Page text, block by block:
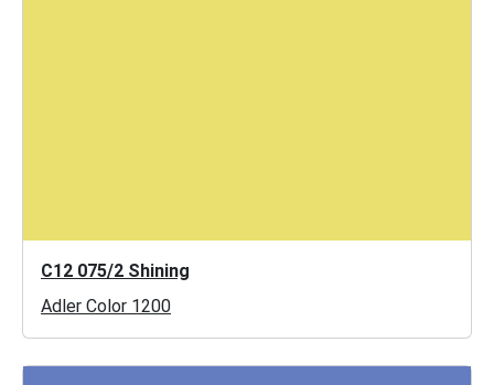
C12 075/2 Shining
Adler Color 1200